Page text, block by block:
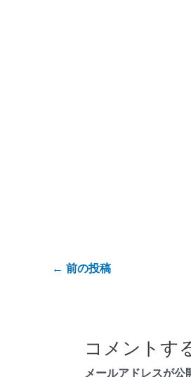
← 前の投稿
コメントす
メールアドレスが公